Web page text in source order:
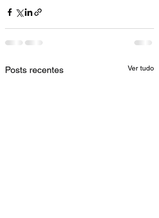
Posts recentes Ver tudo